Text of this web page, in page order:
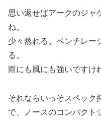
思い返せばアークのジャ
ね。
少々蒸れる。ベンチレー
る。
雨にも風にも強いですけ
それならいっそスペック
で、ノースのコンパクト